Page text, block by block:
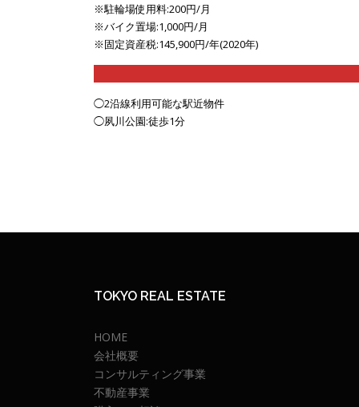
※駐輪場使用料:200円/月
※バイク置場:1,000円/月
※固定資産税:145,900円/年(2020年)
◯2沿線利用可能な駅近物件
◯夙川公園:徒歩1分
TOKYO REAL ESTATE
HOME
会社概要
コンサルティング事業
不動産事業